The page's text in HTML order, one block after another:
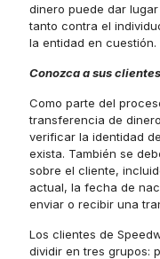
dinero puede dar
tanto contra el
la entidad en cuestión.
Conozca a sus clientes
Como parte del
transferencia de
verificar la identidad
exista. También se
sobre el cliente,
actual, la fecha de
enviar o recibir una
Los clientes de
dividir en tres grupos: